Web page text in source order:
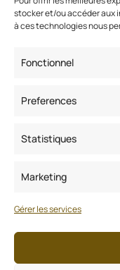
stocker et/ou accéder aux
à ces technologies nous
Fonctionnel
Preferences
Statistiques
Marketing
Gérer les services